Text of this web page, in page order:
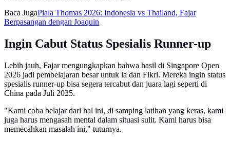
Baca JugaPiala Thomas 2026: Indonesia vs Thailand, Fajar
Berpasangan dengan Joaquin
Ingin Cabut Status Spesialis Runner-up
Lebih jauh, Fajar mengungkapkan bahwa hasil di Singapore Open
2026 jadi pembelajaran besar untuk ia dan Fikri. Mereka ingin status
spesialis runner-up bisa segera tercabut dan juara lagi seperti di
China pada Juli 2025.
"Kami coba belajar dari hal ini, di samping latihan yang keras, kami
juga harus mengasah mental dalam situasi sulit. Kami harus bisa
memecahkan masalah ini," tuturnya.